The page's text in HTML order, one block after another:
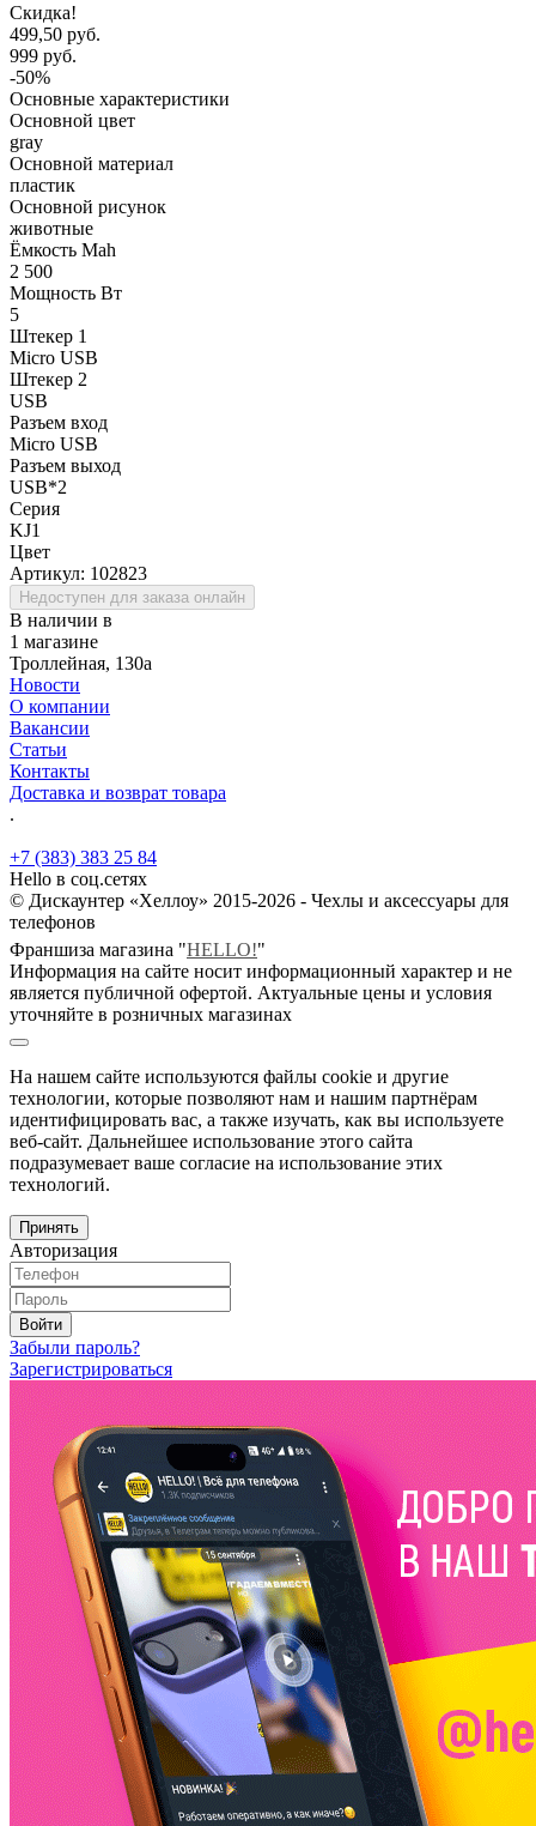
Скидка!
499,50 руб.
999 руб.
-50%
Основные характеристики
Основной цвет
gray
Основной материал
пластик
Основной рисунок
животные
Ёмкость Mah
2 500
Мощность Вт
5
Штекер 1
Micro USB
Штекер 2
USB
Разъем вход
Micro USB
Разъем выход
USB*2
Серия
KJ1
Цвет
Артикул: 102823
Недоступен для заказа онлайн
В наличии в
1 магазине
Троллейная, 130а
Новости
О компании
Вакансии
Статьи
Контакты
Доставка и возврат товара
.
+7 (383) 383 25 84
Hello в соц.сетях
© Дискаунтер «Хеллоу» 2015-2026 - Чехлы и аксессуары для
телефонов
Франшиза магазина "HELLO!"
Информация на сайте носит информационный характер и не
является публичной офертой. Актуальные цены и условия
уточняйте в розничных магазинах
На нашем сайте используются файлы cookie и другие
технологии, которые позволяют нам и нашим партнёрам
идентифицировать вас, а также изучать, как вы используете
веб-сайт. Дальнейшее использование этого сайта
подразумевает ваше согласие на использование этих
технологий.
Принять
Авторизация
Войти
Забыли пароль?
Зарегистрироваться